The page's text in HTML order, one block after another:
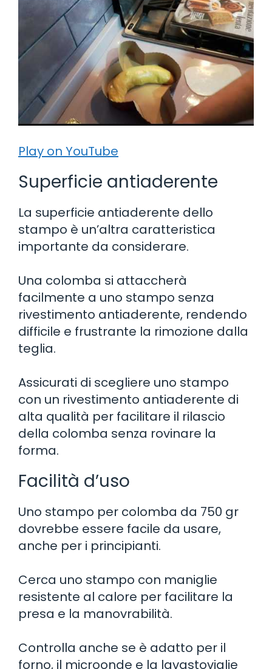
Play on YouTube
Superficie antiaderente
La superficie antiaderente dello
stampo è un’altra caratteristica
importante da considerare.
Una colomba si attaccherà
facilmente a uno stampo senza
rivestimento antiaderente, rendendo
difficile e frustrante la rimozione dalla
teglia.
Assicurati di scegliere uno stampo
con un rivestimento antiaderente di
alta qualità per facilitare il rilascio
della colomba senza rovinare la
forma.
Facilità d’uso
Uno stampo per colomba da 750 gr
dovrebbe essere facile da usare,
anche per i principianti.
Cerca uno stampo con maniglie
resistente al calore per facilitare la
presa e la manovrabilità.
Controlla anche se è adatto per il
forno, il microonde e la lavastoviglie